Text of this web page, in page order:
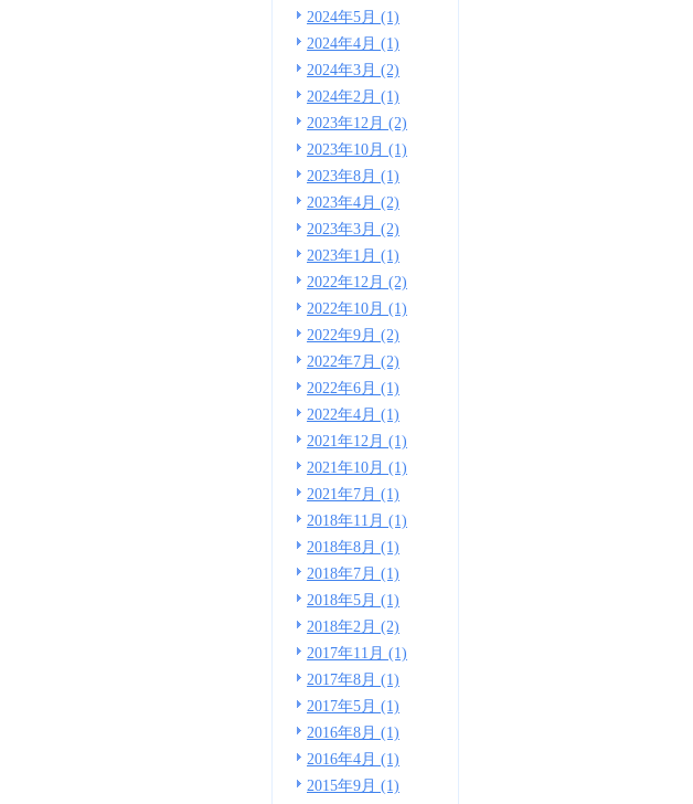
2024年5月 (1)
2024年4月 (1)
2024年3月 (2)
2024年2月 (1)
2023年12月 (2)
2023年10月 (1)
2023年8月 (1)
2023年4月 (2)
2023年3月 (2)
2023年1月 (1)
2022年12月 (2)
2022年10月 (1)
2022年9月 (2)
2022年7月 (2)
2022年6月 (1)
2022年4月 (1)
2021年12月 (1)
2021年10月 (1)
2021年7月 (1)
2018年11月 (1)
2018年8月 (1)
2018年7月 (1)
2018年5月 (1)
2018年2月 (2)
2017年11月 (1)
2017年8月 (1)
2017年5月 (1)
2016年8月 (1)
2016年4月 (1)
2015年9月 (1)